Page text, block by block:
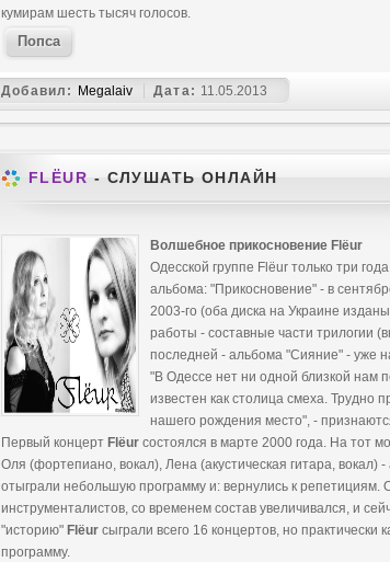
кумирам шесть тысяч голосов.
Попса
Добавил: Megalaiv Дата: 11.05.2013
FLЁUR - СЛУШАТЬ ОНЛАЙН
Волшебное прикосновение Flёur
Одесской группе Flёur только три
альбома: "Прикосновение" - в
2003-го (оба диска на Украине
работы - составные части трилогии
последней - альбома "Сияние" - уже
"В Одессе нет ни одной близкой нам
известен как столица смеха. Трудно
нашего рождения место", -
Первый концерт Flёur состоялся в марте 2000 года. На тот
Оля (фортепиано, вокал), Лена (акустическая гитара,
отыграли небольшую программу и: вернулись к репетициям.
инструменталистов, со временем состав увеличивался, и
"историю" Flёur сыграли всего 16 концертов, но
программу.